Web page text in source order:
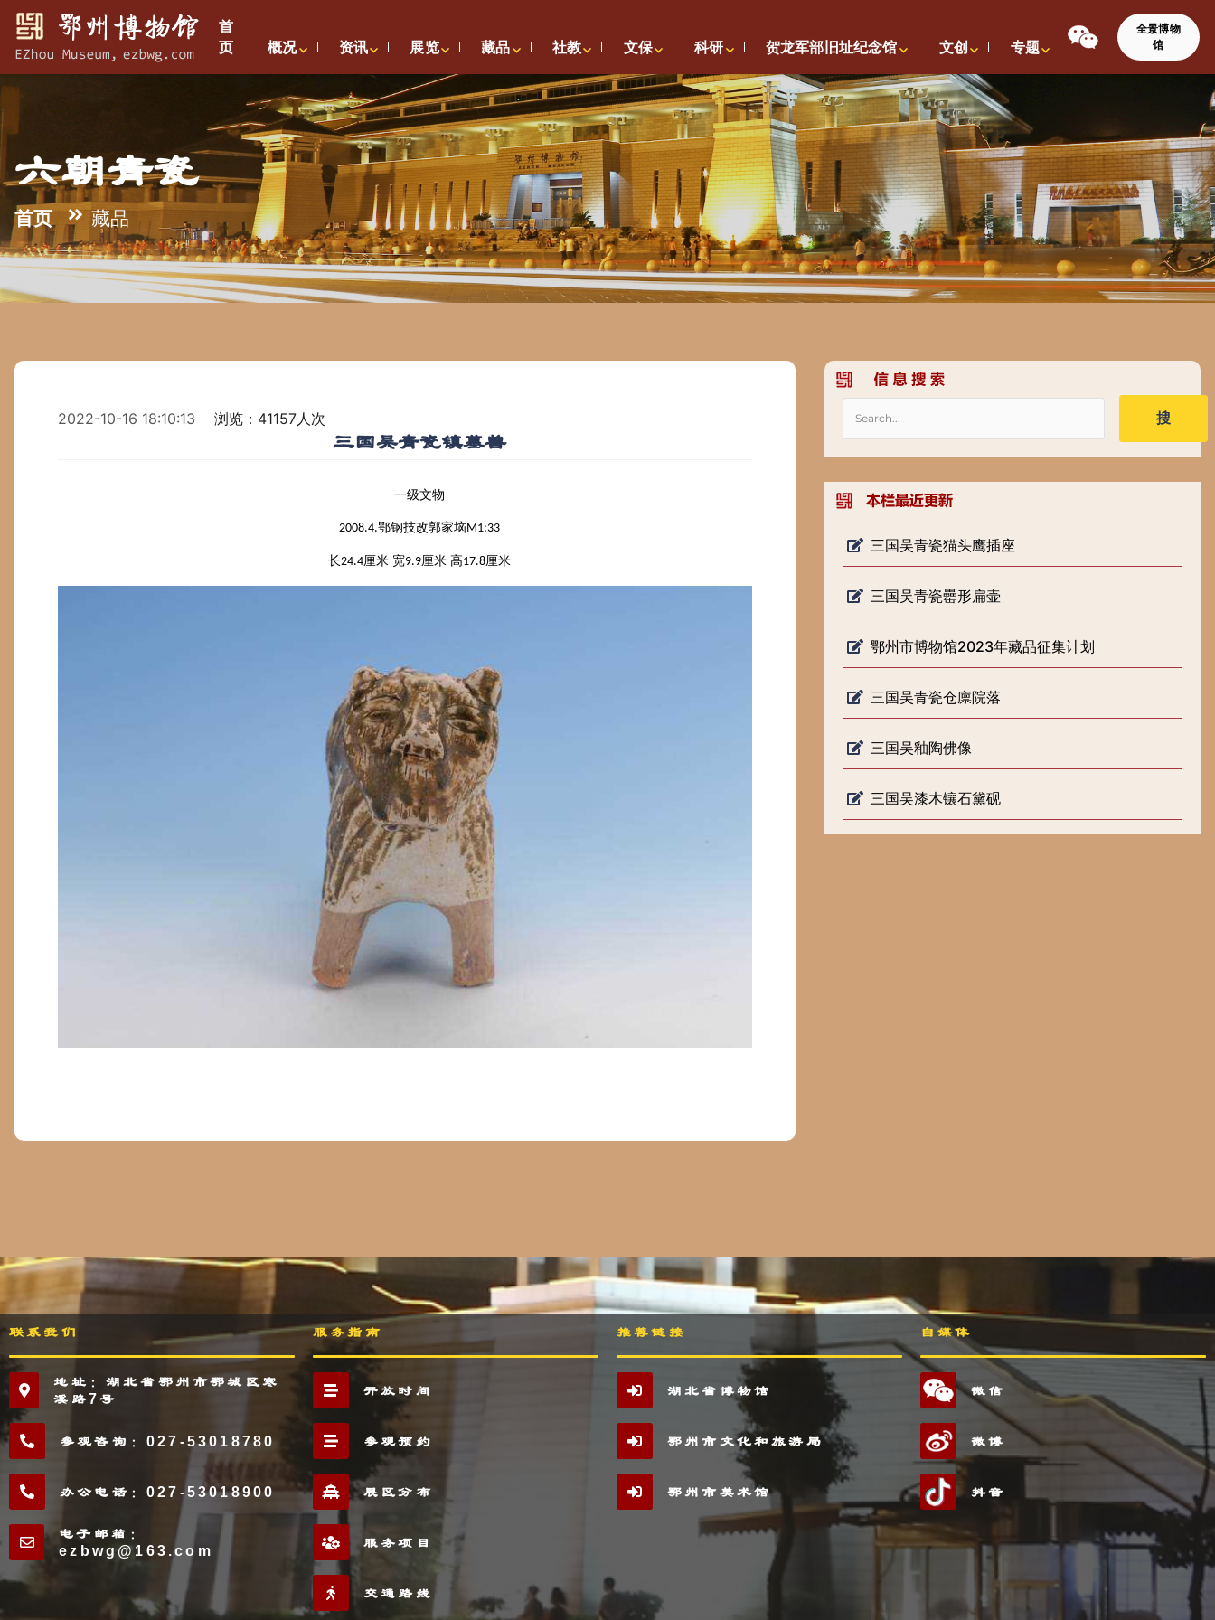
首
页
概况 资讯 展览 藏品 社教 文保 科研 贺龙军部旧址纪念馆 文创 专题
全景博物
馆
六朝青瓷
首页 藏品
2022-10-16 18:10:13 浏览：41157人次
三国吴青瓷镇墓兽
一级文物
2008.4.鄂钢技改郭家垴M1:33
长24.4厘米 宽9.9厘米 高17.8厘米
搜
三国吴青瓷猫头鹰插座
三国吴青瓷罍形扁壶
鄂州市博物馆2023年藏品征集计划
三国吴青瓷仓廪院落
三国吴釉陶佛像
三国吴漆木镶石黛砚
联系我们
地址：湖北省鄂州市鄂城区寒
溪路7号
参观咨询：027-53018780
办公电话：027-53018900
电子邮箱：
ezbwg@163.com
服务指南
开放时间
参观预约
展区分布
服务项目
交通路线
推荐链接
湖北省博物馆
鄂州市文化和旅游局
鄂州市美术馆
自媒体
微信
微博
抖音